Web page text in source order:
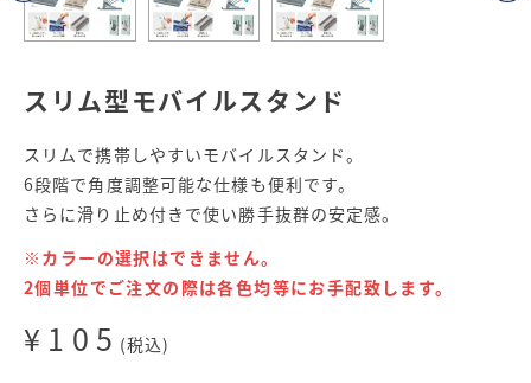
スリム型モバイルスタンド
スリムで携帯しやすいモバイルスタンド。
6段階で角度調整可能な仕様も便利です。
さらに滑り止め付きで使い勝手抜群の安定感。
※カラーの選択はできません。
2個単位でご注文の際は各色均等にお手配致します。
¥105 (税込)